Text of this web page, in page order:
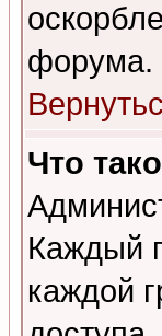
форума.
Что
Каждый
каждой